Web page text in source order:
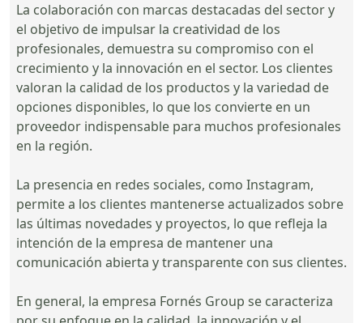
La colaboración con marcas destacadas del sector y
el objetivo de impulsar la creatividad de los
profesionales, demuestra su compromiso con el
crecimiento y la innovación en el sector. Los clientes
valoran la calidad de los productos y la variedad de
opciones disponibles, lo que los convierte en un
proveedor indispensable para muchos profesionales
en la región.
La presencia en redes sociales, como Instagram,
permite a los clientes mantenerse actualizados sobre
las últimas novedades y proyectos, lo que refleja la
intención de la empresa de mantener una
comunicación abierta y transparente con sus clientes.
En general, la empresa Fornés Group se caracteriza